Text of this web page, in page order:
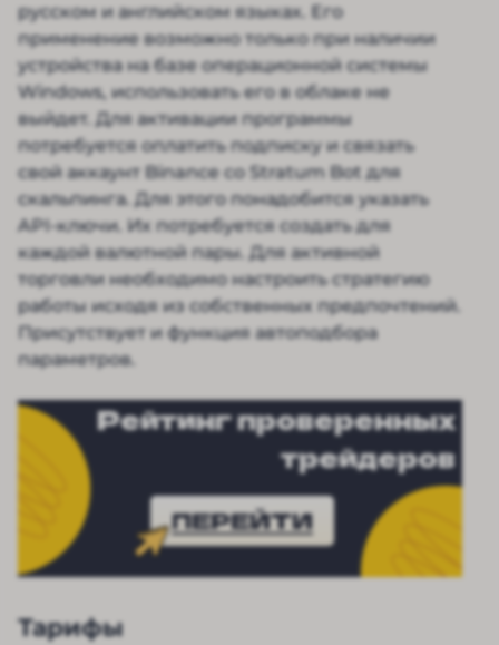
русском и английском языках. Его
применение возможно только при наличии
устройства на базе операционной системы
Windows, использовать его в облаке не
выйдет. Для активации программы
потребуется оплатить подписку и связать
свой аккаунт Binance со Stratum Bot для
скальпинга. Для этого понадобится указать
API-ключи. Их потребуется создать для
каждой валютной пары. Для активной
торговли необходимо настроить стратегию
работы исходя из собственных предпочтений.
Присутствует и функция автоподбора
параметров.
Рейтинг проверенных
трейдеров
ПЕРЕЙТИ
Тарифы